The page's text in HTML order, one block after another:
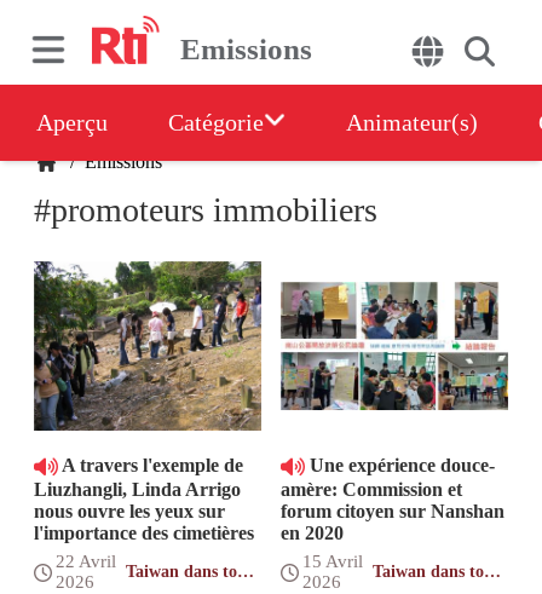
Emissions
Aperçu Catégorie Animateur(s)
/Emissions
#promoteurs immobiliers
A travers l'exemple de
Liuzhangli, Linda Arrigo
nous ouvre les yeux sur
l'importance des cimetières
22 Avril
2026
Taiwan dans toute
Une expérience douce-
amère: Commission et
forum citoyen sur Nanshan
en 2020
15 Avril
2026
Taiwan dans toute